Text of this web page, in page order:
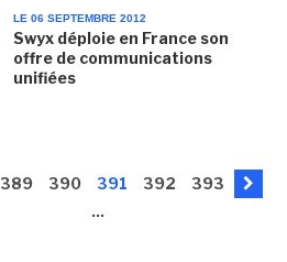
LE 06 SEPTEMBRE 2012
Swyx déploie en France son
offre de communications
unifiées
389 390 391 392
393
...